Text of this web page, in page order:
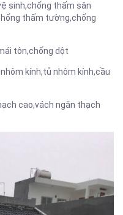
sinh,chống thấm sân
thấm tường,chống
tôn,chống dột
kính,tủ nhôm kính,cầu
cao,vách ngăn thạch